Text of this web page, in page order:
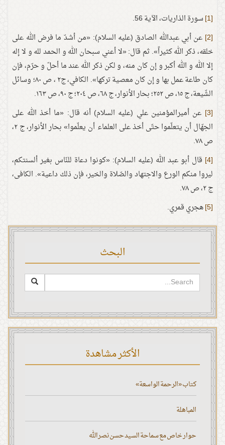
[1] سورة الذاريات، الآية 56.
[2]
عن أبي عبدالله الصادق (عليه السلام): «من أشدّ ما فرض الله على
خلقه، ذكر الله كثيراً». ثم قال: «لا أعني سبحان الله و الحمد لله و لا إله
إلا الله و الله أكبر و إن كان منه، و لكن ذكر الله عند ما أحلّ و حرّم، فإن
كان طاعة عمل بها و إن كان معصية تركها». الكافي، ج٢ ، ص ٨٠؛ وسائل
الشّيعة، ج ١٥، ص ٢٥٢؛ بحار الأنوار، ج ٦٨، ص ٢٠٤؛ ج ٩٠، ص ١٦٣.
[3]
عن أميرالمؤمنين علي (عليه السلام) أنه قال: «ما أخذ الله على
الجهّال أن يتعلّموا حتّى أخذ على العلماء أن يعلّموا» بحار الأنوار، ج ٢،
ص ٧٨.
[4]
قال أبو عبد الله (عليه السلام): «كونوا دعاة للنّاس بغير ألسنتكم،
ليروا منكم الورع والاجتهاد والصّلاة والخير، فإن ذلك داعية». الكافی،
ج ٢، ص ٧٨.
[5] هجري قمري.
البحث
الأكثر مشاهدة
كتاب «الرحمة الواسعة»
المباهلة
حوار خاص مع سماحة السيد حسن نصر الله